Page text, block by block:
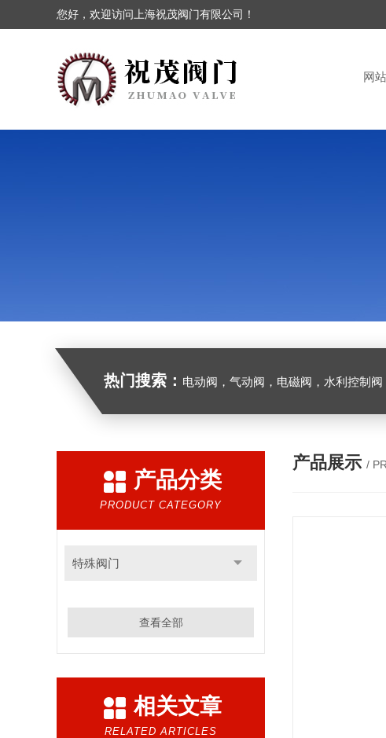
您好，欢迎访问上海祝茂阀门有限公司！
网
热门搜索： 电动阀，气动阀，电磁阀，水利控制阀，
产品分类
PRODUCT CATEGORY
特殊阀门
查看全部
相关文章
RELATED ARTICLES
产品展示 /